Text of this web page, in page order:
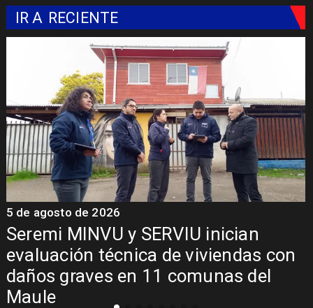
IR A RECIENTE
Fondo Orasmi entrega apoyo a
familia de Romeral para costear
alimentación especializada de niño
con Síndrome de Intestino Corto
5 de agosto de 2026